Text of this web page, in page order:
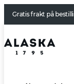
Gratis frakt på